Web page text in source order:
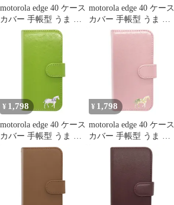
motorola edge 40 ケース
カバー 手帳型 うま 馬
edge 40ケース edge 40カ
バー edge40ケース
edge40カバー "2q-pl-
motorola edge 40 ケース
カバー 手帳型 うま 馬
edge 40ケース edge 40カ
バー edge40ケース
edge40カバー "2q-2pl-
¥ 1,798
motorola edge 40 ケース
カバー 手帳型 うま 馬
edge 40ケース edge 40カ
¥ 1,798
motorola edge 40 ケース
カバー 手帳型 うま 馬
edge 40ケース edge 40カ
バー edge40ケース
edge40カバー "q-2pl-